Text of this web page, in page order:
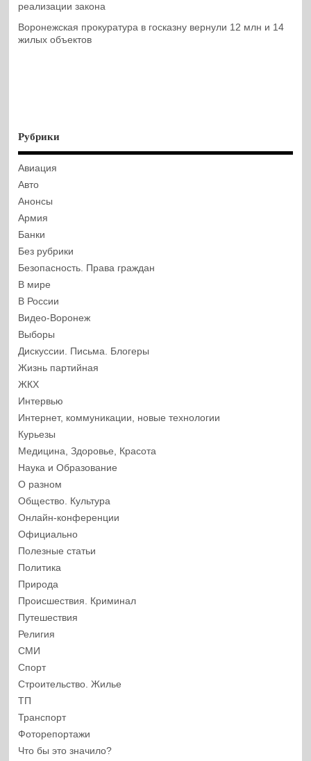
реализации закона
Воронежская прокуратура в госказну вернули 12 млн и 14
жилых объектов
Рубрики
Авиация
Авто
Анонсы
Армия
Банки
Без рубрики
Безопасность. Права граждан
В мире
В России
Видео-Воронеж
Выборы
Дискуссии. Письма. Блогеры
Жизнь партийная
ЖКХ
Интервью
Интернет, коммуникации, новые технологии
Курьезы
Медицина, Здоровье, Красота
Наука и Образование
О разном
Общество. Культура
Онлайн-конференции
Официально
Полезные статьи
Политика
Природа
Происшествия. Криминал
Путешествия
Религия
СМИ
Спорт
Строительство. Жилье
ТП
Транспорт
Фоторепортажи
Что бы это значило?